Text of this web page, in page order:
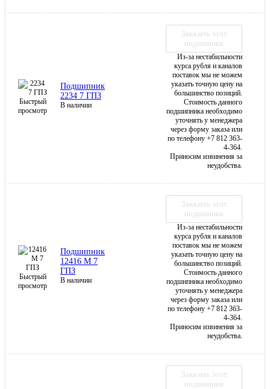
Быстрый
просмотр
Подшипник
2234 7 ГПЗ
В наличии
Заказать этот
подшипник
Из-за нестабильности
курса рубля и каналов
поставок мы не можем
указать точную цену на
большинство позиций.
Стоимость данного
подшипника необходимо
уточнять у менеджера
через форму заказа или
по телефону +7 812 363-
4-364.
Приносим извинения за
неудобства.
Быстрый
просмотр
Подшипник
12416 М 7
ГПЗ
В наличии
Заказать этот
подшипник
Из-за нестабильности
курса рубля и каналов
поставок мы не можем
указать точную цену на
большинство позиций.
Стоимость данного
подшипника необходимо
уточнять у менеджера
через форму заказа или
по телефону +7 812 363-
4-364.
Приносим извинения за
неудобства.
Заказать этот
подшипник